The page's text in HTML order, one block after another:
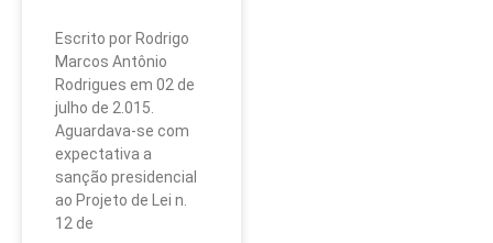
Escrito por Rodrigo
Marcos Antônio
Rodrigues em 02 de
julho de 2.015.
Aguardava-se com
expectativa a
sanção presidencial
ao Projeto de Lei n.
12 de